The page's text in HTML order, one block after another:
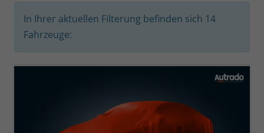
In Ihrer aktuellen Filterung befinden sich 14
Fahrzeuge: